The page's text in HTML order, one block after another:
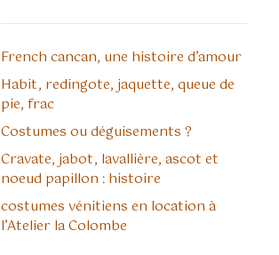
French cancan, une histoire d’amour
Habit, redingote, jaquette, queue de
pie, frac
Costumes ou déguisements ?
Cravate, jabot, lavallière, ascot et
noeud papillon : histoire
costumes vénitiens en location à
l’Atelier la Colombe